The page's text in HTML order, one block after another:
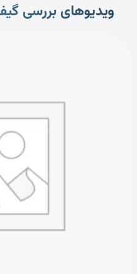
ویدیوهای بررسی